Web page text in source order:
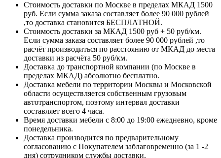
Стоимость доставки по Москве в пределах МКАД 1500
руб. Если сумма заказа составляет более 90 000 рублей
,то доставка становится БЕСПЛАТНОЙ.
Стоимость доставки за МКАД 1500 руб + 50 руб/км.
Если сумма заказа составляет более 90 000 рублей ,то
расчёт производиться по расстоянию от МКАД до места
доставки из расчёта 50 руб/км.
Доставка до транспортной компании (по Москве в
пределах МКАД) абсолютно бесплатно.
Доставка мебели по территории Москвы и Московской
области осуществляется собственным грузовым
автотранспортом, поэтому интервал доставки
составляет всего 4 часа.
Время доставки мебели с 8:00 до 19:00 ежедневно, кроме
понедельника.
Доставка производится по предварительному
согласованию с Покупателем заблаговременно (за 1 -2
дня) сотрудником службы доставки.